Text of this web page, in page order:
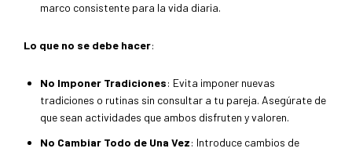
marco consistente para la vida diaria.
Lo que no se debe hacer:
No Imponer Tradiciones: Evita imponer nuevas
tradiciones o rutinas sin consultar a tu pareja. Asegúrate de
que sean actividades que ambos disfruten y valoren.
No Cambiar Todo de Una Vez: Introduce cambios de